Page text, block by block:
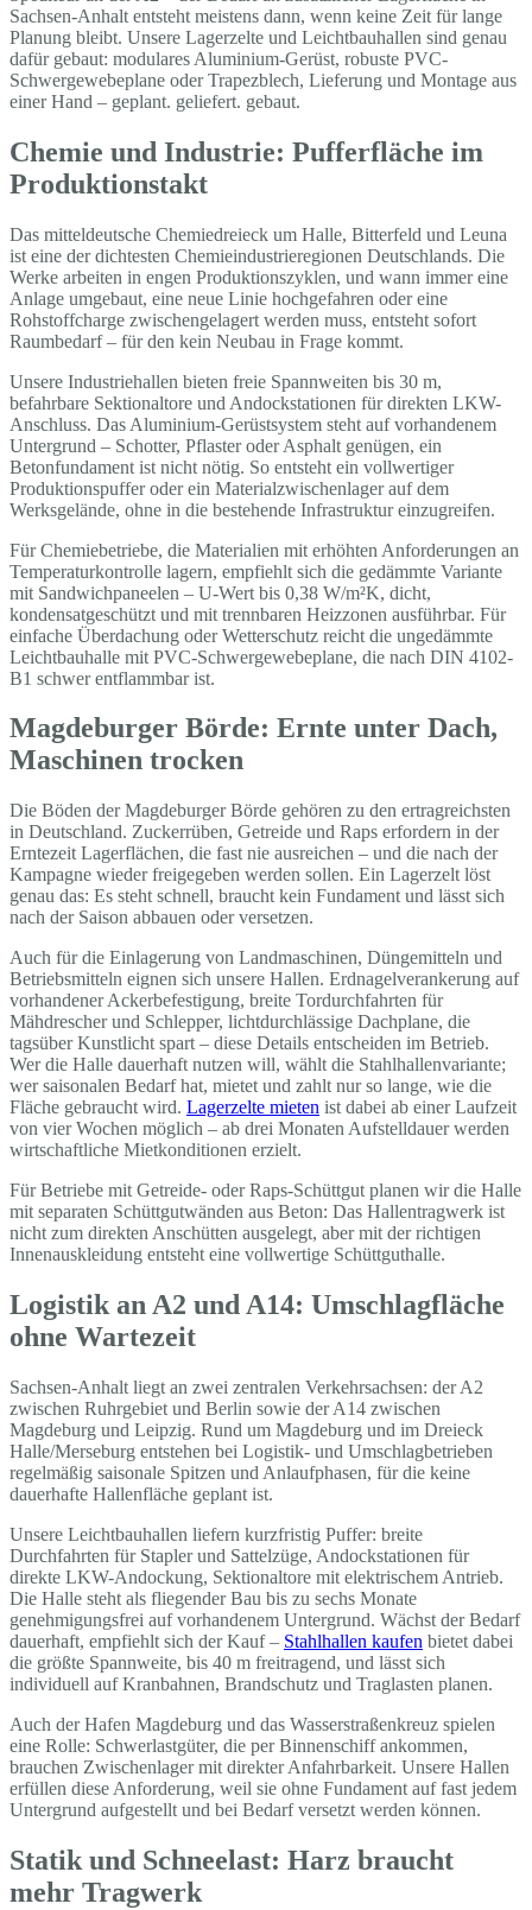
Sachsen-Anhalt entsteht meistens dann, wenn keine Zeit für lange
Planung bleibt. Unsere Lagerzelte und Leichtbauhallen sind genau
dafür gebaut: modulares Aluminium-Gerüst, robuste PVC-
Schwergewebeplane oder Trapezblech, Lieferung und Montage aus
einer Hand – geplant. geliefert. gebaut.
Chemie und Industrie: Pufferfläche im
Produktionstakt
Das mitteldeutsche Chemiedreieck um Halle, Bitterfeld und Leuna
ist eine der dichtesten Chemieindustrieregionen Deutschlands. Die
Werke arbeiten in engen Produktionszyklen, und wann immer eine
Anlage umgebaut, eine neue Linie hochgefahren oder eine
Rohstoffcharge zwischengelagert werden muss, entsteht sofort
Raumbedarf – für den kein Neubau in Frage kommt.
Unsere Industriehallen bieten freie Spannweiten bis 30 m,
befahrbare Sektionaltore und Andockstationen für direkten LKW-
Anschluss. Das Aluminium-Gerüstsystem steht auf vorhandenem
Untergrund – Schotter, Pflaster oder Asphalt genügen, ein
Betonfundament ist nicht nötig. So entsteht ein vollwertiger
Produktionspuffer oder ein Materialzwischenlager auf dem
Werksgelände, ohne in die bestehende Infrastruktur einzugreifen.
Für Chemiebetriebe, die Materialien mit erhöhten Anforderungen an
Temperaturkontrolle lagern, empfiehlt sich die gedämmte Variante
mit Sandwichpaneelen – U-Wert bis 0,38 W/m²K, dicht,
kondensatgeschützt und mit trennbaren Heizzonen ausführbar. Für
einfache Überdachung oder Wetterschutz reicht die ungedämmte
Leichtbauhalle mit PVC-Schwergewebeplane, die nach DIN 4102-
B1 schwer entflammbar ist.
Magdeburger Börde: Ernte unter Dach,
Maschinen trocken
Die Böden der Magdeburger Börde gehören zu den ertragreichsten
in Deutschland. Zuckerrüben, Getreide und Raps erfordern in der
Erntezeit Lagerflächen, die fast nie ausreichen – und die nach der
Kampagne wieder freigegeben werden sollen. Ein Lagerzelt löst
genau das: Es steht schnell, braucht kein Fundament und lässt sich
nach der Saison abbauen oder versetzen.
Auch für die Einlagerung von Landmaschinen, Düngemitteln und
Betriebsmitteln eignen sich unsere Hallen. Erdnagelverankerung auf
vorhandener Ackerbefestigung, breite Tordurchfahrten für
Mähdrescher und Schlepper, lichtdurchlässige Dachplane, die
tagsüber Kunstlicht spart – diese Details entscheiden im Betrieb.
Wer die Halle dauerhaft nutzen will, wählt die Stahlhallenvariante;
wer saisonalen Bedarf hat, mietet und zahlt nur so lange, wie die
Fläche gebraucht wird. Lagerzelte mieten ist dabei ab einer Laufzeit
von vier Wochen möglich – ab drei Monaten Aufstelldauer werden
wirtschaftliche Mietkonditionen erzielt.
Für Betriebe mit Getreide- oder Raps-Schüttgut planen wir die Halle
mit separaten Schüttgutwänden aus Beton: Das Hallentragwerk ist
nicht zum direkten Anschütten ausgelegt, aber mit der richtigen
Innenauskleidung entsteht eine vollwertige Schüttguthalle.
Logistik an A2 und A14: Umschlagfläche
ohne Wartezeit
Sachsen-Anhalt liegt an zwei zentralen Verkehrsachsen: der A2
zwischen Ruhrgebiet und Berlin sowie der A14 zwischen
Magdeburg und Leipzig. Rund um Magdeburg und im Dreieck
Halle/Merseburg entstehen bei Logistik- und Umschlagbetrieben
regelmäßig saisonale Spitzen und Anlaufphasen, für die keine
dauerhafte Hallenfläche geplant ist.
Unsere Leichtbauhallen liefern kurzfristig Puffer: breite
Durchfahrten für Stapler und Sattelzüge, Andockstationen für
direkte LKW-Andockung, Sektionaltore mit elektrischem Antrieb.
Die Halle steht als fliegender Bau bis zu sechs Monate
genehmigungsfrei auf vorhandenem Untergrund. Wächst der Bedarf
dauerhaft, empfiehlt sich der Kauf – Stahlhallen kaufen bietet dabei
die größte Spannweite, bis 40 m freitragend, und lässt sich
individuell auf Kranbahnen, Brandschutz und Traglasten planen.
Auch der Hafen Magdeburg und das Wasserstraßenkreuz spielen
eine Rolle: Schwerlastgüter, die per Binnenschiff ankommen,
brauchen Zwischenlager mit direkter Anfahrbarkeit. Unsere Hallen
erfüllen diese Anforderung, weil sie ohne Fundament auf fast jedem
Untergrund aufgestellt und bei Bedarf versetzt werden können.
Statik und Schneelast: Harz braucht
mehr Tragwerk